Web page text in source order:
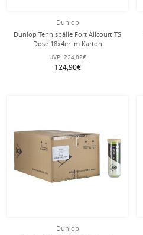
Dunlop
Dunlop Tennisbälle Fort Allcourt TS
Dose 18x4er im Karton
UVP: 224,82€
124,90€
Dunlop